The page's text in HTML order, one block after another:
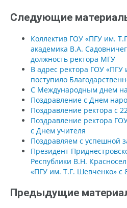
Следующие
Коллектив ГОУ «ПГУ им.
академика В.А.
должность ректора МГУ
В адрес ректора ГОУ
поступило
С Международным днем
Поздравление с Днем
Поздравление ректора с
Поздравление ректора
с Днем учителя
Поздравляем с успешной
Президент
Республики В.Н.
«ПГУ им. Т.Г. Шевченко» с
Предыдущие